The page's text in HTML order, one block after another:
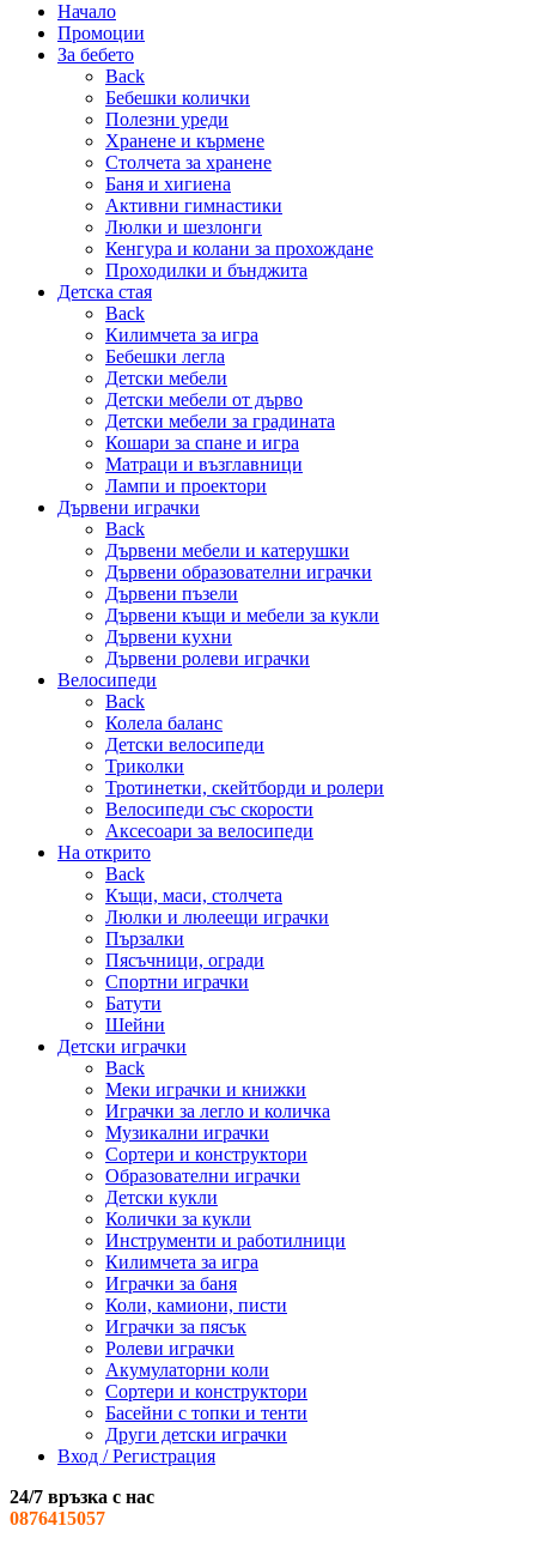
Начало
Промоции
За бебето
Back
Бебешки колички
Полезни уреди
Хранене и кърмене
Столчета за хранене
Баня и хигиена
Активни гимнастики
Люлки и шезлонги
Кенгура и колани за прохождане
Проходилки и бънджита
Детска стая
Back
Килимчета за игра
Бебешки легла
Детски мебели
Детски мебели от дърво
Детски мебели за градината
Кошари за спане и игра
Матраци и възглавници
Лампи и проектори
Дървени играчки
Back
Дървени мебели и катерушки
Дървени образователни играчки
Дървени пъзели
Дървени къщи и мебели за кукли
Дървени кухни
Дървени ролеви играчки
Велосипеди
Back
Колела баланс
Детски велосипеди
Триколки
Тротинетки, скейтборди и ролери
Велосипеди със скорости
Аксесоари за велосипеди
На открито
Back
Къщи, маси, столчета
Люлки и люлеещи играчки
Пързалки
Пясъчници, огради
Спортни играчки
Батути
Шейни
Детски играчки
Back
Меки играчки и книжки
Играчки за легло и количка
Музикални играчки
Сортери и конструктори
Образователни играчки
Детски кукли
Колички за кукли
Инструменти и работилници
Килимчета за игра
Играчки за баня
Коли, камиони, писти
Играчки за пясък
Ролеви играчки
Акумулаторни коли
Сортери и конструктори
Басейни с топки и тенти
Други детски играчки
Вход / Регистрация
24/7 връзка с нас
0876415057